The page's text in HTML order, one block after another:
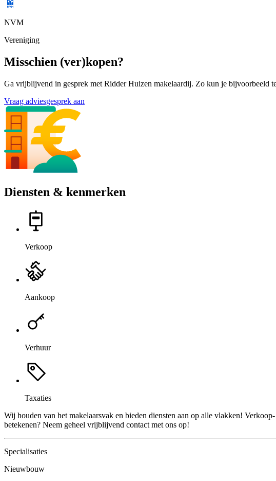
NVM
Vereniging
Misschien (ver)kopen?
Ga vrijblijvend in gesprek met Ridder Huizen makelaardij. Zo kun je bijvoorbeeld
Vraag adviesgesprek aan
Diensten & kenmerken
Verkoop
Aankoop
Verhuur
Taxaties
Wij houden van het makelaarsvak en bieden diensten aan op alle vlakken!
betekenen? Neem geheel vrijblijvend contact met ons op!
Specialisaties
Nieuwbouw